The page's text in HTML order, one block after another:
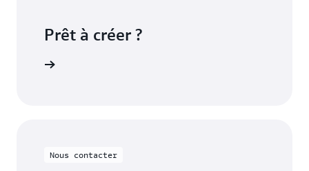
Prêt à créer ?
Nous contacter